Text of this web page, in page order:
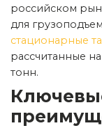
российском
для
стационарные
рассчитанные
тонн.